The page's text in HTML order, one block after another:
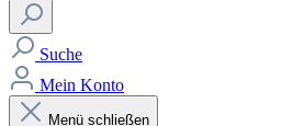
Suche
Mein Konto
Menü schließen